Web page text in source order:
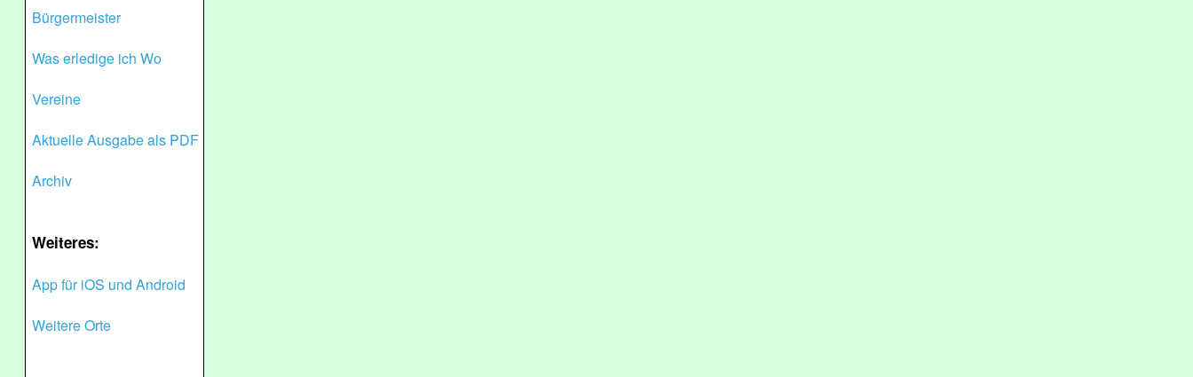
Bürgermeister
Was erledige ich Wo
Vereine
Aktuelle Ausgabe als PDF
Archiv
Weiteres:
App für iOS und Android
Weitere Orte